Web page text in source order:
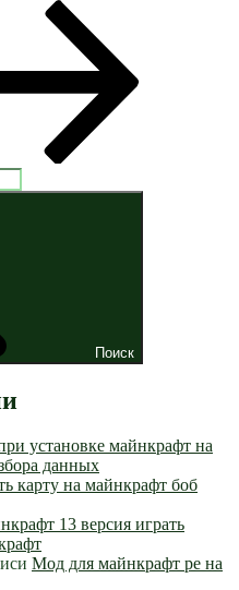
Поиск
установке майнкрафт на
данных
карту на майнкрафт боб
13 версия играть
Мод для майнкрафт pe на